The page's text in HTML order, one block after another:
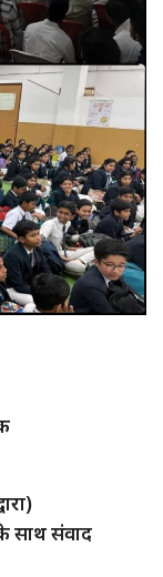
साथ संवाद